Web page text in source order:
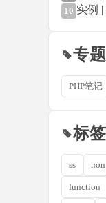
10 实例
专题
PHP笔记
标签
ss non
function